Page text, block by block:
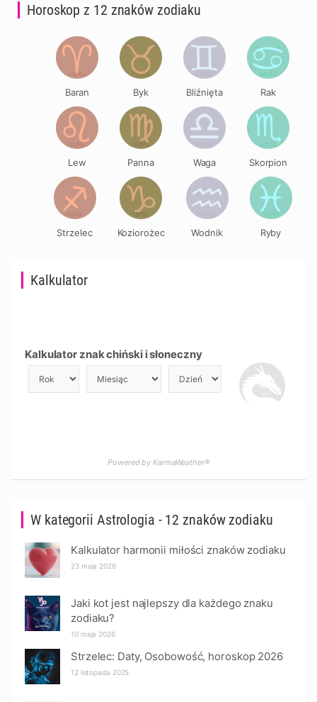
W kategorii Astrologia - 12 znaków zodiaku
Kalkulator harmonii miłości znaków zodiaku
23 maja 2026
Jaki kot jest najlepszy dla każdego znaku
zodiaku?
10 maja 2026
Strzelec: Daty, Osobowość, horoskop 2026
12 listopada 2025
Kalkulator
Kalkulator znak chiński i słoneczny
Powered by KarmaWeather®
Horoskop z 12 znaków zodiaku
Baran Byk Bliźnięta Rak
Lew Panna Waga Skorpion
Strzelec Koziorożec Wodnik Ryby